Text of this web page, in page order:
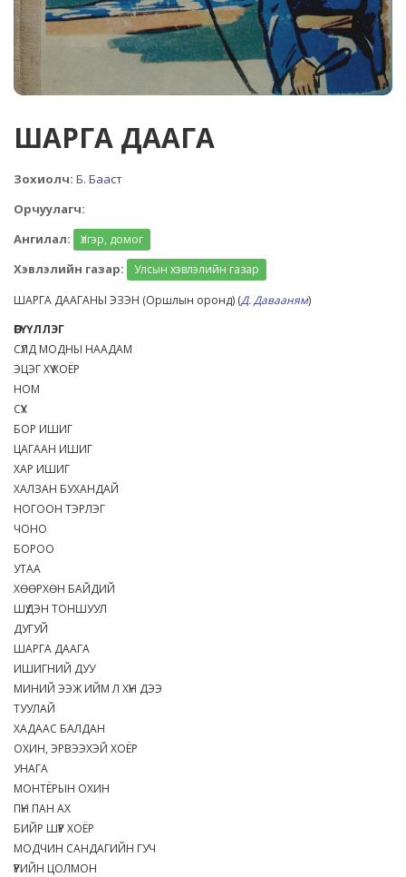
ШАРГА ДААГА
Зохиолч: Б. Бааст
Орчуулагч:
Ангилал:
Үлгэр, домог
Хэвлэлийн газар:
Улсын хэвлэлийн газар
ШАРГА ДААГАНЫ ЭЗЭН (Оршлын оронд) (Д. Давааням)
ӨГҮҮЛЛЭГ
СҮЛД МОДНЫ НААДАМ
ЭЦЭГ ХҮҮ ХОЁР
НОМ
СҮХ
БОР ИШИГ
ЦАГААН ИШИГ
ХАР ИШИГ
ХАЛЗАН БУХАНДАЙ
НОГООН ТЭРЛЭГ
ЧОНО
БОРОО
УТАА
ХӨӨРХӨН БАЙДИЙ
ШҮДЭН ТОНШУУЛ
ДУГУЙ
ШАРГА ДААГА
ИШИГНИЙ ДУУ
МИНИЙ ЭЭЖ ИЙМ Л ХҮН ДЭЭ
ТУУЛАЙ
ХАДААС БАЛДАН
ОХИН, ЭРВЭЭХЭЙ ХОЁР
УНАГА
МОНТЁРЫН ОХИН
ПҮН ПАН АХ
БИЙР ШҮҮР ХОЁР
МОДЧИН САНДАГИЙН ГУЧ
ҮҮРИЙН ЦОЛМОН